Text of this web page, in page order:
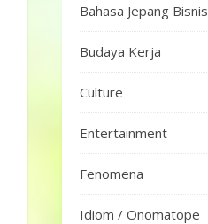
Bahasa Jepang Bisnis
Budaya Kerja
Culture
Entertainment
Fenomena
Idiom / Onomatope